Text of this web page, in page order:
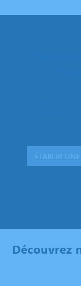
ÉTABLIR
Découvrez